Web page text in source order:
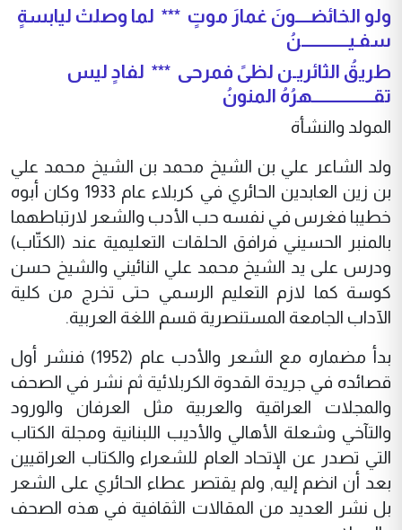
ولو الخائضــــونَ غمارَ موتٍ *** لما وصلتْ ليابسةٍ
سفـيـــــــــــــنُ
طريقُ الثائريـن لظىً فمرحى *** لفادٍ ليس
تقـــــــــــــــــهرُهُ المنونُ
المولد والنشأة
ولد الشاعر علي بن الشيخ محمد بن الشيخ محمد علي
بن زين العابدين الحائري في كربلاء عام 1933 وكان أبوه
خطيبا فغرس في نفسه حب الأدب والشعر لارتباطهما
بالمنبر الحسيني فرافق الحلقات التعليمية عند (الكتّاب)
ودرس على يد الشيخ محمد علي النائيني والشيخ حسن
كوسة كما لازم التعليم الرسمي حتى تخرج من كلية
الآداب الجامعة المستنصرية قسم اللغة العربية.
بدأ مضماره مع الشعر والأدب عام (1952) فنشر أول
قصائده في جريدة القدوة الكربلائية ثم نشر في الصحف
والمجلات العراقية والعربية مثل العرفان والورود
والتآخي وشعلة الأهالي والأديب اللبنانية ومجلة الكتاب
التي تصدر عن الإتحاد العام للشعراء والكتاب العراقيين
بعد أن انضم إليه, ولم يقتصر عطاء الحائري على الشعر
بل نشر العديد من المقالات الثقافية في هذه الصحف